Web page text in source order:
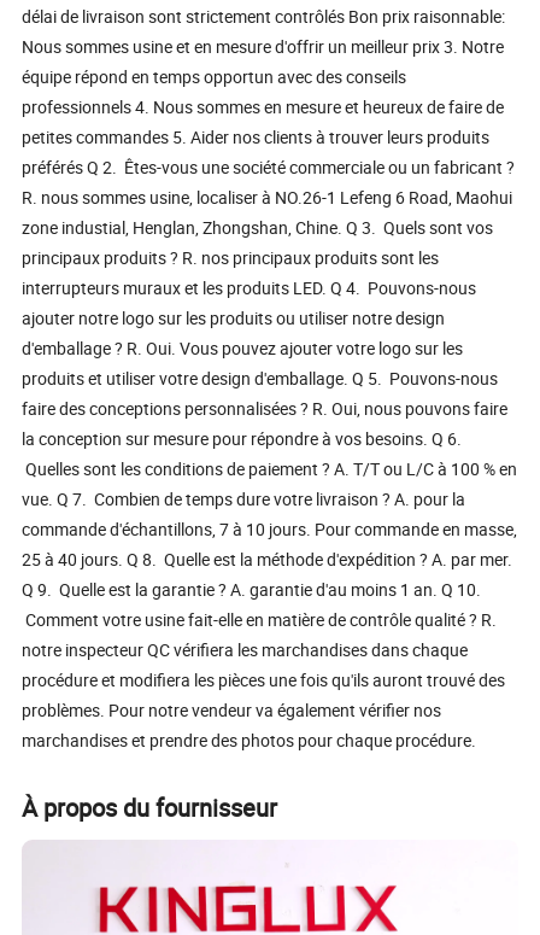
délai de livraison sont strictement contrôlés Bon prix raisonnable:
Nous sommes usine et en mesure d'offrir un meilleur prix 3. Notre
équipe répond en temps opportun avec des conseils
professionnels 4. Nous sommes en mesure et heureux de faire de
petites commandes 5. Aider nos clients à trouver leurs produits
préférés Q 2. Êtes-vous une société commerciale ou un fabricant ?
R. nous sommes usine, localiser à NO.26-1 Lefeng 6 Road, Maohui
zone industial, Henglan, Zhongshan, Chine. Q 3. Quels sont vos
principaux produits ? R. nos principaux produits sont les
interrupteurs muraux et les produits LED. Q 4. Pouvons-nous
ajouter notre logo sur les produits ou utiliser notre design
d'emballage ? R. Oui. Vous pouvez ajouter votre logo sur les
produits et utiliser votre design d'emballage. Q 5. Pouvons-nous
faire des conceptions personnalisées ? R. Oui, nous pouvons faire
la conception sur mesure pour répondre à vos besoins. Q 6.
Quelles sont les conditions de paiement ? A. T/T ou L/C à 100 % en
vue. Q 7. Combien de temps dure votre livraison ? A. pour la
commande d'échantillons, 7 à 10 jours. Pour commande en masse,
25 à 40 jours. Q 8. Quelle est la méthode d'expédition ? A. par mer.
Q 9. Quelle est la garantie ? A. garantie d'au moins 1 an. Q 10.
Comment votre usine fait-elle en matière de contrôle qualité ? R.
notre inspecteur QC vérifiera les marchandises dans chaque
procédure et modifiera les pièces une fois qu'ils auront trouvé des
problèmes. Pour notre vendeur va également vérifier nos
marchandises et prendre des photos pour chaque procédure.
À propos du fournisseur